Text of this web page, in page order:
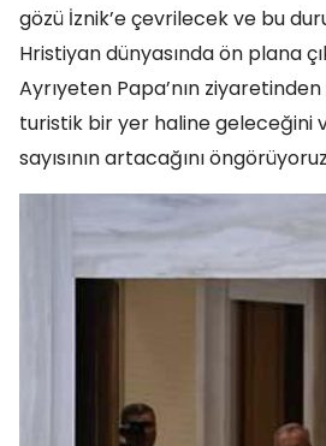
gözü İznik’e çevrilecek ve bu
Hristiyan dünyasında ön plana
Ayrıyeten Papa’nın
turistik bir yer haline geleceğini
sayısının artacağını